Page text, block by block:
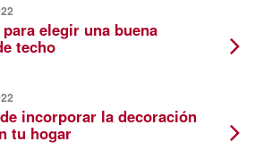
elegir una buena
techo
incorporar la decoración
tu hogar